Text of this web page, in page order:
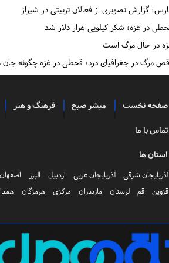
گزارش تصویری از فعالان تربیتی در شیراز
در غزه؛ شکر کیلویی هزار دلار شد
در حال مرگ است
مرگ در جغرافیای درد؛ قحطی در غزه چگونه جان
صفحه نخست مبشر صبح فرهنگ و هنر
تماس با ما
استان ها
آذربایجان شرقی آذربایجان غربی اردبیل البرز اصفهان
قزوین
قم لرستان مازندران مرکزی هرمزگان